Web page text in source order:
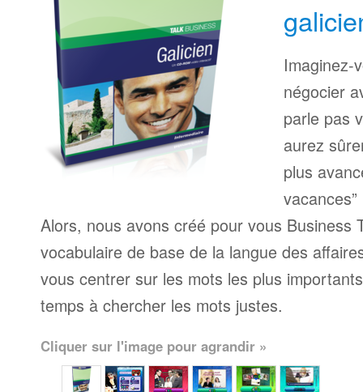
Imaginez-
négocier
parle pas
aurez
plus
Alors, nous avons créé pour vous Business
vocabulaire de base de la langue des
vous centrer sur les mots les plus
temps à chercher les mots justes.
Cliquer sur l'image pour agrandir »